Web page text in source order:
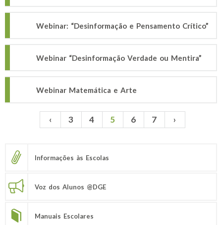
Webinar: “Desinformação e Pensamento Crítico”
Webinar “Desinformação Verdade ou Mentira”
Webinar Matemática e Arte
Páginas ‹ 3 4 5 6 7 ›
Informações às Escolas
Voz dos Alunos @DGE
Manuais Escolares